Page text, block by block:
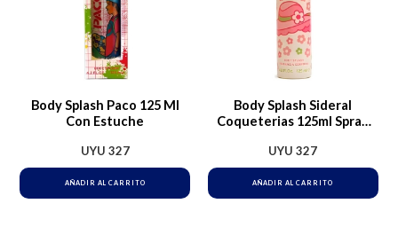
Body Splash Paco 125 Ml
Con Estuche
UYU 327
AÑADIR AL CARRITO
Body Splash Sideral
Coqueterias 125ml Spray
UYU 327
AÑADIR AL CARRITO